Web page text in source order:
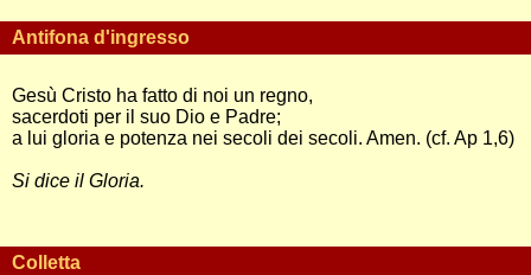
Antifona d'ingresso
Gesù Cristo ha fatto di noi un regno,
sacerdoti per il suo Dio e Padre;
a lui gloria e potenza nei secoli dei secoli. Amen. (cf. Ap 1,6)
Si dice il Gloria.
Colletta